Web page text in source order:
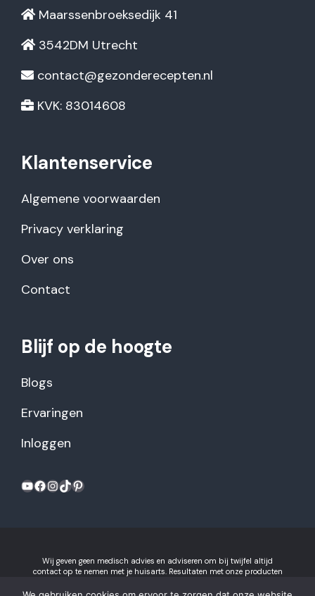
Maarssenbroeksedijk 41
3542DM Utrecht
contact@gezonderecepten.nl
KVK: 83014608
Klantenservice
Algemene voorwaarden
Privacy verklaring
Over ons
Contact
Blijf op de hoogte
Blogs
Ervaringen
Inloggen
Wij geven geen medisch advies en adviseren om bij twijfel altijd
contact op te nemen met je huisarts. Resultaten met onze producten
privacyverklaring